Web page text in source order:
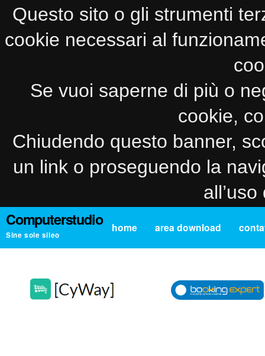
Questo sito o gli strumenti
cookie necessari al
Se vuoi saperne di più o
cookie,
Chiudendo questo banner,
un link o proseguendo la
Computerstudio
Sine sole sileo
home area download